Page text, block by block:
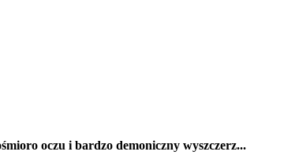
oczu i bardzo demoniczny wyszczerz...